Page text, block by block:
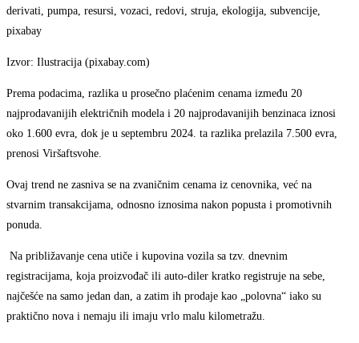
Izvor: Ilustracija (pixabay.com)
Prema podacima, razlika u prosečno plaćenim cenama između 20
najprodavanijih električnih modela i 20 najprodavanijih benzinaca iznosi
oko 1.600 evra, dok je u septembru 2024. ta razlika prelazila 7.500 evra,
prenosi Viršaftsvohe.
Ovaj trend ne zasniva se na zvaničnim cenama iz cenovnika, već na
stvarnim transakcijama, odnosno iznosima nakon popusta i promotivnih
ponuda.
Na približavanje cena utiče i kupovina vozila sa tzv. dnevnim
registracijama, koja proizvođač ili auto-diler kratko registruje na sebe,
najčešće na samo jedan dan, a zatim ih prodaje kao „polovna“ iako su
praktično nova i nemaju ili imaju vrlo malu kilometražu.